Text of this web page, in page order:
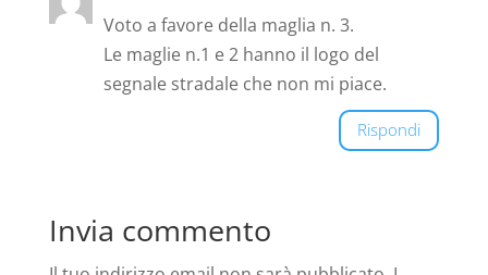
Voto a favore della maglia n. 3.
Le maglie n.1 e 2 hanno il logo del
segnale stradale che non mi piace.
Rispondi
Invia commento